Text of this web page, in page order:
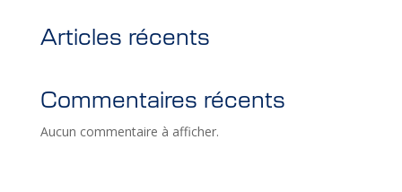
Articles récents
Commentaires récents
Aucun commentaire à afficher.